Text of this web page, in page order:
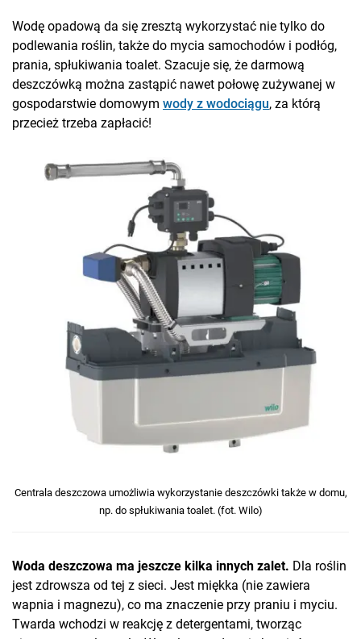
Wodę opadową da się zresztą wykorzystać nie tylko do
podlewania roślin, także do mycia samochodów i podłóg,
prania, spłukiwania toalet. Szacuje się, że darmową
deszczówką można zastąpić nawet połowę zużywanej w
gospodarstwie domowym wody z wodociągu, za którą
przecież trzeba zapłacić!
Centrala deszczowa umożliwia wykorzystanie deszczówki także w domu,
np. do spłukiwania toalet. (fot. Wilo)
Woda deszczowa ma jeszcze kilka innych zalet. Dla roślin
jest zdrowsza od tej z sieci. Jest miękka (nie zawiera
wapnia i magnezu), co ma znaczenie przy praniu i myciu.
Twarda wchodzi w reakcję z detergentami, tworząc